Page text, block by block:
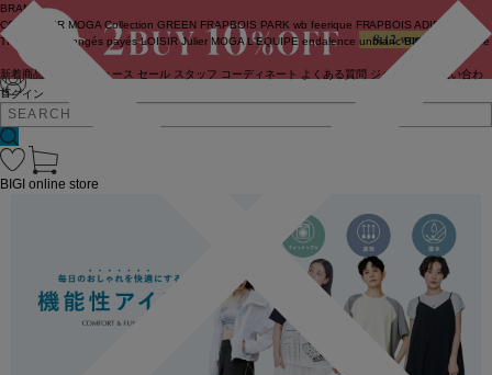
ログイン
BRAND
COUTURIER MOGA Collection GREEN FRAPBOIS PARK wb feerique FRAPBOIS ADIEU
TRISTESSE
congés payés LOISIR Julier MOGA L'EQUIPE endalence unbilanc BIGI online store
新着商品 ニュース セール スタッフ コーディネート よくある質問 ジャーナル
お問い合わ
せ
BIGI online store